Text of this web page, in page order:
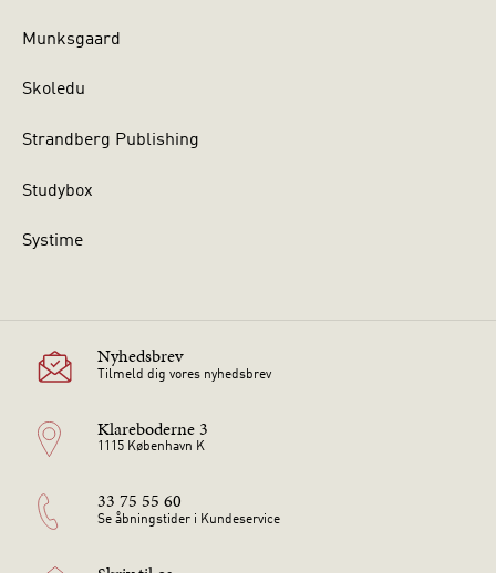
Munksgaard
Skoledu
Strandberg Publishing
Studybox
Systime
Nyhedsbrev
Tilmeld dig vores nyhedsbrev
Klareboderne 3
1115 København K
33 75 55 60
Se åbningstider i Kundeservice